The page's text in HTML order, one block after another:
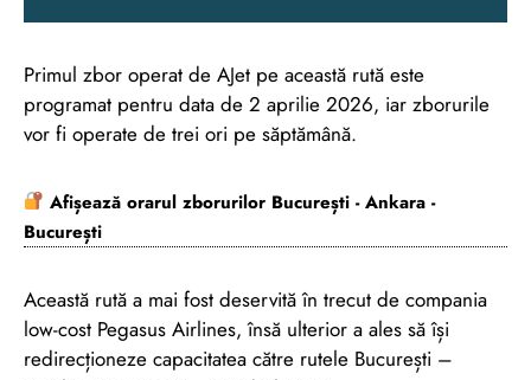
Primul zbor operat de AJet pe această rută este
programat pentru data de 2 aprilie 2026, iar zborurile
vor fi operate de trei ori pe săptămână.
Afișează orarul zborurilor București - Ankara -
București
Această rută a mai fost deservită în trecut de compania
low-cost Pegasus Airlines, însă ulterior a ales să își
redirecționeze capacitatea către rutele București –